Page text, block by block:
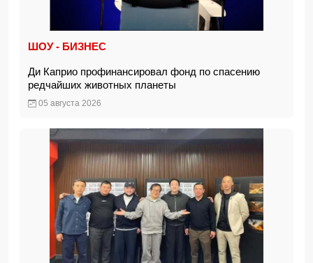
ШОУ - БИЗНЕС
Ди Каприо профинансировал фонд по спасению
редчайших животных планеты
05 августа 2026